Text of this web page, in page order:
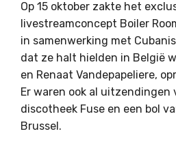
Op 15 oktober zakte het
livestreamconcept Boiler
in samenwerking met
dat ze halt hielden in België
en Renaat Vandepapeliere,
Er waren ook al uitzendingen
discotheek Fuse en een bol
Brussel.